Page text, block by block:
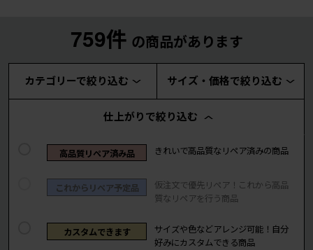
759件 の商品があります
カテゴリーで絞り込む サイズ・価格で絞り込む
仕上がりで絞り込む
高品質リペア済み品 きれいで高品質なリペア済みの商品
これからリペア予定品
仮注文で優先リペア！これから高品
質なリペアを行う商品
カスタムできます
サイズや色などアレンジ可能！自分
好みにカスタムできる商品